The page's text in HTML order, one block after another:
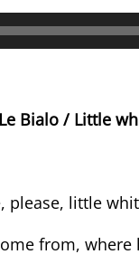
Lecteur
audio
Bialo / Little
please, little
from, where